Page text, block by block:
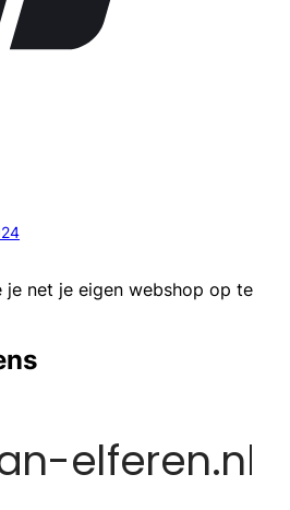
je net je eigen webshop op te